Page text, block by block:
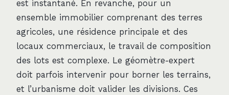
est instantané. En revanche, pour un
ensemble immobilier comprenant des terres
agricoles, une résidence principale et des
locaux commerciaux, le travail de composition
des lots est complexe. Le géomètre-expert
doit parfois intervenir pour borner les terrains,
et l’urbanisme doit valider les divisions. Ces